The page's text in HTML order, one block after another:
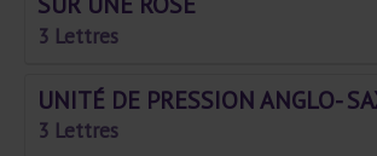
3 Lettres
UNITÉ DE PRESSION ANGLO-
3 Lettres